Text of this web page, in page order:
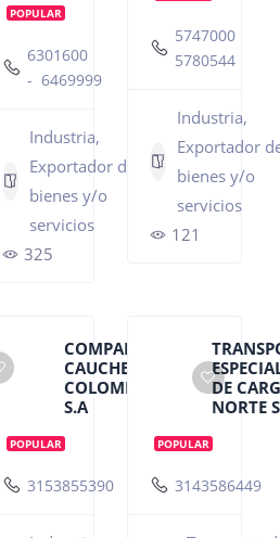
POPULAR
6301600
- 6469999
Industria,
Exportador de
bienes y/o
servicios
325
5747000
5780544
Industria,
Exportador
bienes y/o
servicios
121
COMPAÑÍA
CAUCHERA
COLOMBIANA
S.A
POPULAR
3153855390
DE
NORTE
POPULAR
3143586449